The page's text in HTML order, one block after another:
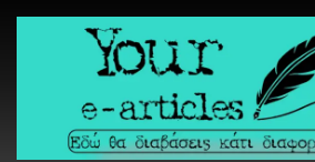
Skip